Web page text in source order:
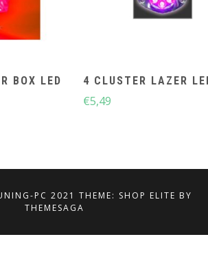
BOX LED
4 CLUSTER LAZER
€5,49
PC 2021 THEME: SHOP ELITE BY
THEMESAGA